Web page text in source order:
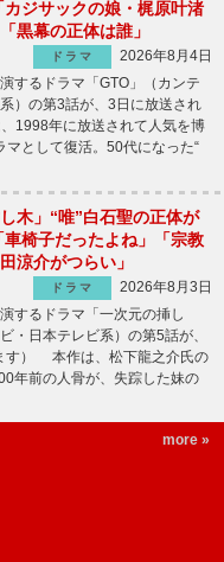
ジサックの娘・梶原叶渚
黒幕の正体は誰」
ドラマ
2026年8月4日
するドラマ「GTO」（カンテ
）の第3話が、3日に放送され
1998年に放送されて人気を博
として復活。50代になった“
し木」“唯”白石聖の正体が
車椅子だったよね」「宗教
涼介がつらい」
ドラマ
2026年8月3日
するドラマ「一次元の挿し
・日本テレビ系）の第5話が、
す） 本作は、松下龍之介氏の
年前の人骨が、失踪した妹の
more »